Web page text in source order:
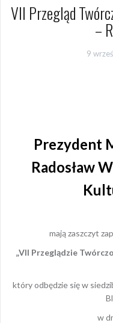
VII Przegląd
–
9
Prezydent
Radosław
mają zaszczyt
„VII Przeglądzie
który odbędzie się w
w